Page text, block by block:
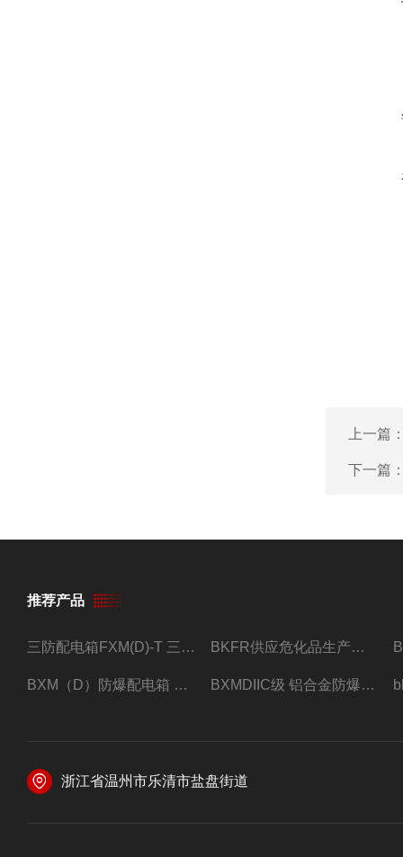
上一篇
下一篇
推荐产品
三防配电箱FXM(D)-T 三防型黑色工程塑料 BKFR供应危化品生产车间1.5匹2匹3匹5匹防爆空调
BXM（D）防爆配电箱 防爆照明动力箱厂家 定做 BXMDIIC级 铝合金防爆照明动力配电箱 加工定做
浙江省温州市乐清市盐盘街道